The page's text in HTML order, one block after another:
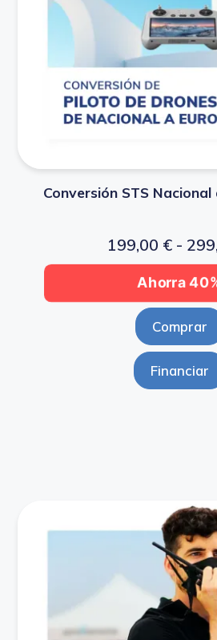
Conversión STS Nacional
199,00 € -
Ahorra
Comprar
Financiar